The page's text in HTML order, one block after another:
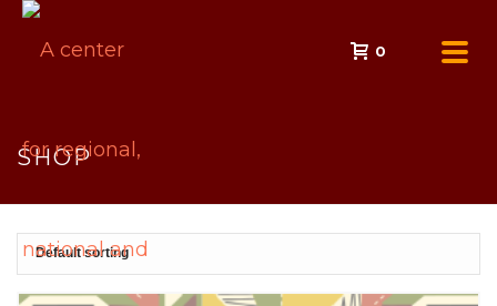
0
SHOP